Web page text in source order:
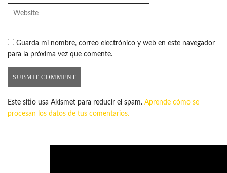
Guarda mi nombre, correo electrónico y web en este navegador
para la próxima vez que comente.
Este sitio usa Akismet para reducir el spam. Aprende cómo se
procesan los datos de tus comentarios.